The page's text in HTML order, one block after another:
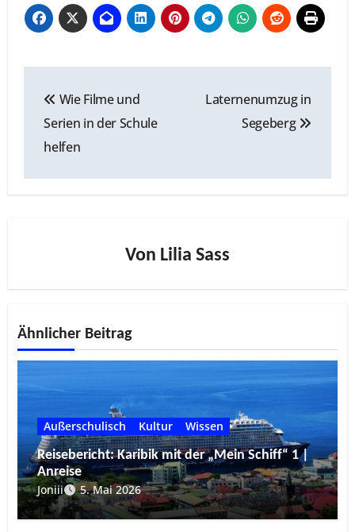
Wie Filme und
Serien in der Schule
helfen
Laternenumzug in
Segeberg
Von Lilia Sass
Ähnlicher Beitrag
Außerschulisch Kultur
Wissen
Reisebericht: Karibik mit der „Mein Schiff“ 1 |
Anreise
Joniii
5. Mai 2026